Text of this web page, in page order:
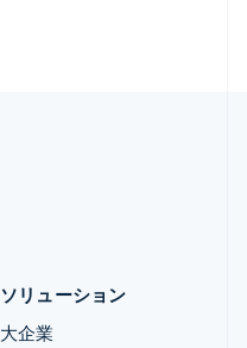
ソリューション
大企業